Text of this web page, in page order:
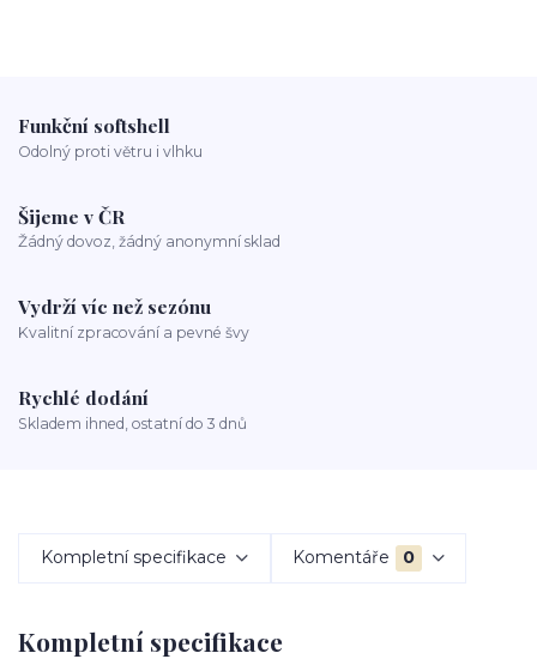
Funkční softshell
Odolný proti větru i vlhku
Šijeme v ČR
Žádný dovoz, žádný anonymní sklad
Vydrží víc než sezónu
Kvalitní zpracování a pevné švy
Rychlé dodání
Skladem ihned, ostatní do 3 dnů
Kompletní specifikace Komentáře 0
Kompletní specifikace